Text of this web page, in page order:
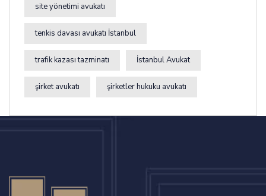
site yönetimi avukatı
tenkis davası avukatı İstanbul
trafik kazası tazminatı İstanbul Avukat
şirket avukatı şirketler hukuku avukatı